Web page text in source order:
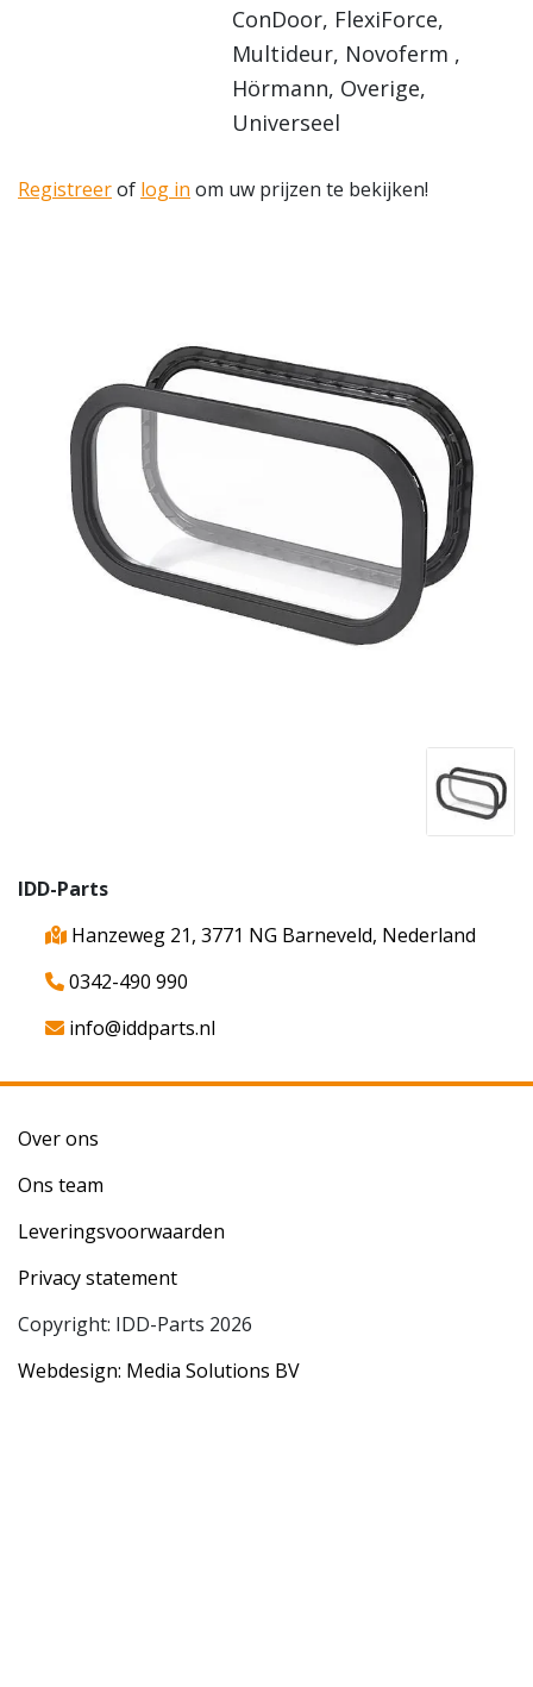
ConDoor, FlexiForce,
Multideur, Novoferm ,
Hörmann, Overige,
Universeel
Registreerof log in om uw prijzen te bekijken!
IDD-Parts
Hanzeweg 21, 3771 NG Barneveld, Nederland
0342-490 990
info@iddparts.nl
Over ons
Ons team
Leveringsvoorwaarden
Privacy statement
Copyright: IDD-Parts 2026
Webdesign: Media Solutions BV